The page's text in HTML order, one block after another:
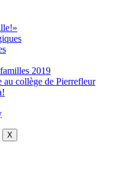
2019
au collège de Pierrefleur
X